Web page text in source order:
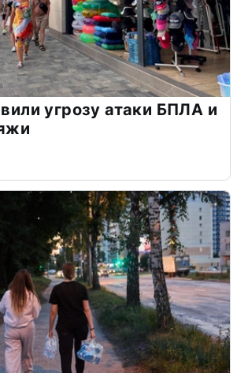
угрозу атаки БПЛА и